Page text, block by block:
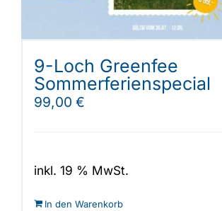
9-Loch Greenfee
Sommerferienspecial
99,00 €
inkl. 19 % MwSt.
In den Warenkorb